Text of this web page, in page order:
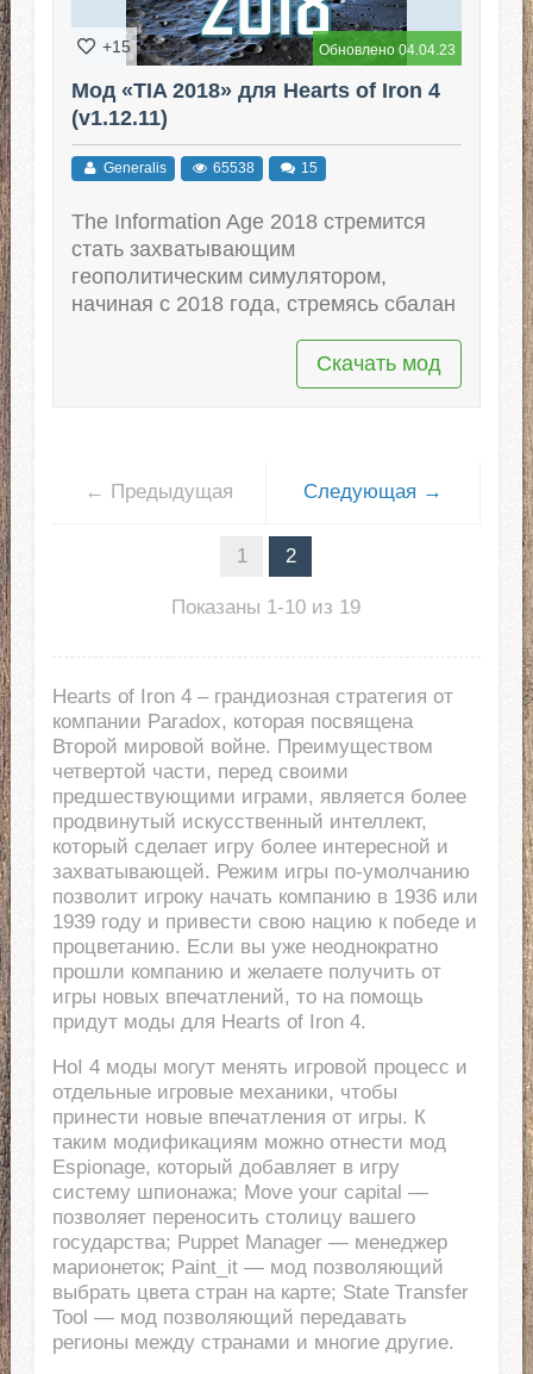
Обновлено 04.04.23
+15
Мод «TIA 2018» для Hearts of Iron 4
(v1.12.11)
Generalis 65538 15
The Information Age 2018 стремится
стать захватывающим
геополитическим симулятором,
начиная с 2018 года, стремясь сбалан
Скачать мод
← Предыдущая Следующая →
1 2
Показаны 1-10 из 19
Hearts of Iron 4 – грандиозная стратегия от
компании Paradox, которая посвящена
Второй мировой войне. Преимуществом
четвертой части, перед своими
предшествующими играми, является более
продвинутый искусственный интеллект,
который сделает игру более интересной и
захватывающей. Режим игры по-умолчанию
позволит игроку начать компанию в 1936 или
1939 году и привести свою нацию к победе и
процветанию. Если вы уже неоднократно
прошли компанию и желаете получить от
игры новых впечатлений, то на помощь
придут моды для Hearts of Iron 4.
HoI 4 моды могут менять игровой процесс и
отдельные игровые механики, чтобы
принести новые впечатления от игры. К
таким модификациям можно отнести мод
Espionage, который добавляет в игру
систему шпионажа; Move your capital —
позволяет переносить столицу вашего
государства; Puppet Manager — менеджер
марионеток; Paint_it — мод позволяющий
выбрать цвета стран на карте; State Transfer
Tool — мод позволяющий передавать
регионы между странами и многие другие.